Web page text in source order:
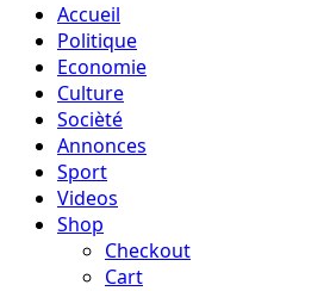
Accueil
Politique
Economie
Culture
Socièté
Annonces
Sport
Videos
Shop
Checkout
Cart